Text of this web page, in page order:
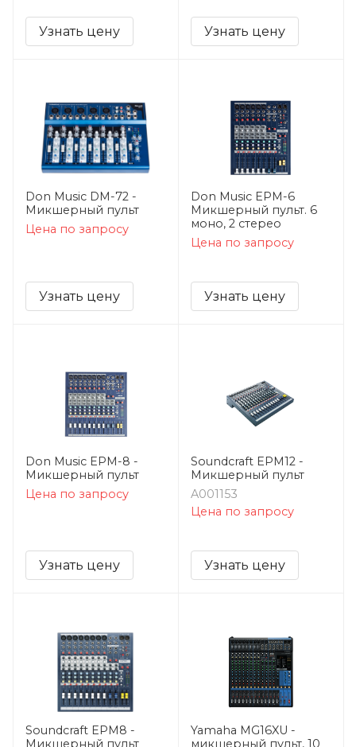
Узнать цену Узнать цену
Don Music DM-72 -
Микшерный пульт
Цена по запросу
Узнать цену
Don Music EPM-6
Микшерный пульт. 6
моно, 2 стерео
Цена по запросу
Узнать цену
Don Music EPM-8 -
Микшерный пульт
Цена по запросу
Узнать цену
Soundcraft EPM12 -
Микшерный пульт
A001153
Цена по запросу
Узнать цену
Soundcraft EPM8 -
Микшерный пульт
Yamaha MG16XU -
микшерный пульт, 10